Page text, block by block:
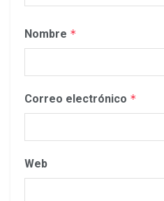
Nombre *
Correo electrónico *
Web